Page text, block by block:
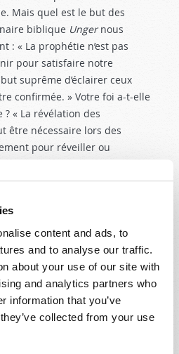
content and ads, to
and to analyse our traffic.
about your use of our site with
and analytics partners who
information that you’ve
collected from your use
Mais quel est le but des
biblique Ungernous
: « La prophétie n’est pas
pour satisfaire notre
suprême d’éclairer ceux
confirmée. » Votre foi a-t-elle
? « La révélation des
être nécessaire lors des
pour réveiller ou
[de la société] et pour
Tyr, l’Égypte, Ninive et
données au peuple de Dieu
révélant le sort de ses
prophéties bibliques
peuples et les nations de se
Jean-Baptiste